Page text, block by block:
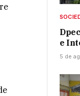
e
5 de